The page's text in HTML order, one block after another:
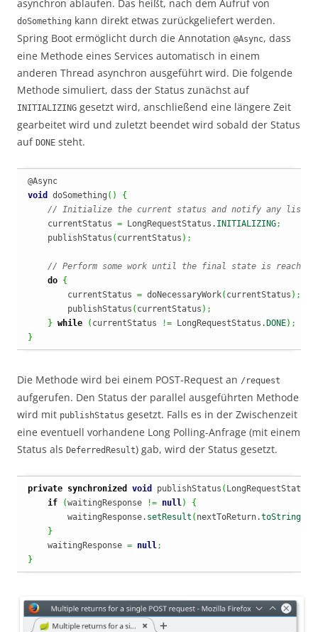
asynchron ablaufen. Das heißt, nach dem Aufruf von
doSomething kann direkt etwas zurückgeliefert werden.
Spring Boot ermöglicht durch die Annotation @Async, dass
eine Methode eines Services automatisch in einem
anderen Thread asynchron ausgeführt wird. Die folgende
Methode simuliert, dass der Status zunächst auf
INITIALIZING gesetzt wird, anschließend eine längere Zeit
gearbeitet wird und zuletzt beendet wird sobald der Status
auf DONE steht.
void
doSomething ( )
{
// Initialize the current status and notify any
    currentStatus
= LongRequestStatus. INITIALIZING;
    publishStatus
( currentStatus ) ;
// Perform some work until the final state is reached.
do {
        currentStatus
= doNecessaryWork( currentStatus ) ;
        publishStatus
( currentStatus ) ;
} while ( currentStatus != LongRequestStatus.DONE) ;
}
Die Methode wird bei einem POST-Request an /request
aufgerufen. Den Status der parallel ausgeführten Methode
wird mit publishStatus gesetzt. Falls es in der Zwischenzeit
eine eventuell vorhandene Long Polling-Anfrage (mit einem
Status als DeferredResult) gab, wird der Status gesetzt.
private synchronized void publishStatus ( LongRequestStatus
if
(waitingResponse != null )
{
        waitingResponse.
setResult ( nextToReturn.toString
}
    waitingResponse
= null ;
}